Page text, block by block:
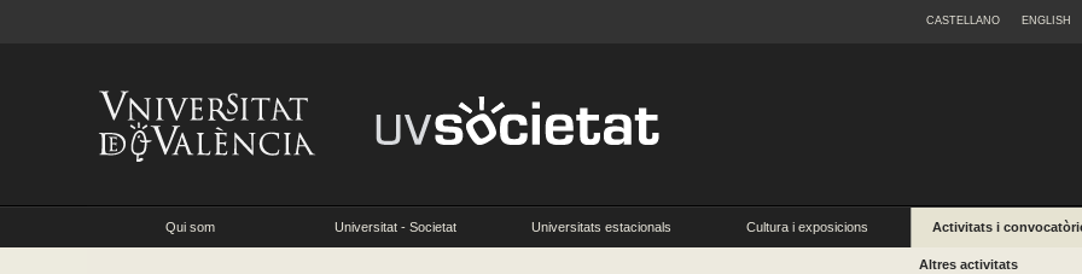
CASTELLANO ENGLISH
Qui som Universitat - Societat Universitats estacionals Cultura i exposicions Activitats i
Altres activitats